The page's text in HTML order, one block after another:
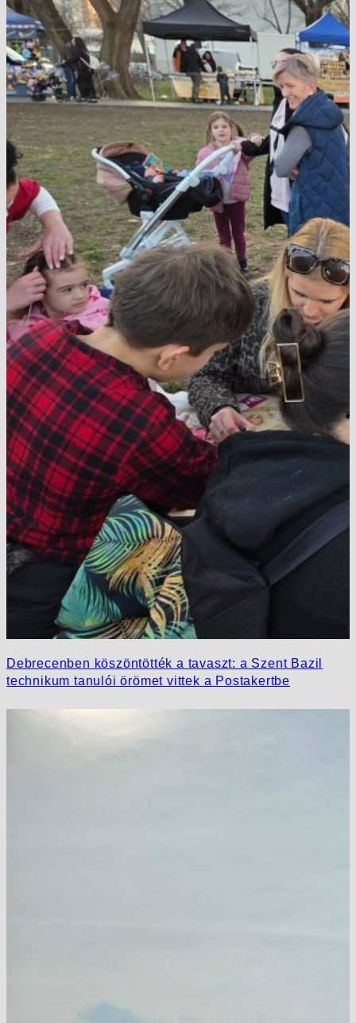
Debrecenben köszöntötték a tavaszt: a Szent Bazil
technikum tanulói örömet vittek a Postakertbe